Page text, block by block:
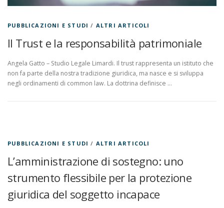
PUBBLICAZIONI E STUDI / ALTRI ARTICOLI
Il Trust e la responsabilità patrimoniale
Angela Gatto – Studio Legale Limardi. Il trust rappresenta un istituto che
non fa parte della nostra tradizione giuridica, ma nasce e si sviluppa
negli ordinamenti di common law. La dottrina definisce …
PUBBLICAZIONI E STUDI / ALTRI ARTICOLI
L’amministrazione di sostegno: uno
strumento flessibile per la protezione
giuridica del soggetto incapace